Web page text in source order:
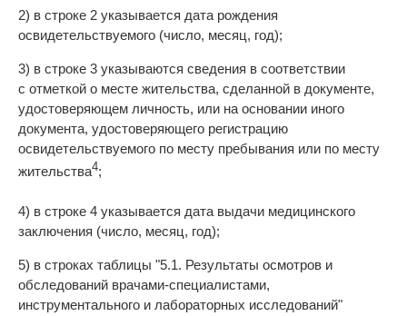
2) в строке 2 указывается дата рождения
освидетельствуемого (число, месяц, год);
3) в строке 3 указываются сведения в соответствии
с отметкой о месте жительства, сделанной в документе,
удостоверяющем личность, или на основании иного
документа, удостоверяющего регистрацию
освидетельствуемого по месту пребывания или по месту
жительства4;
4) в строке 4 указывается дата выдачи медицинского
заключения (число, месяц, год);
5) в строках таблицы "5.1. Результаты осмотров и
обследований врачами-специалистами,
инструментального и лабораторных исследований"